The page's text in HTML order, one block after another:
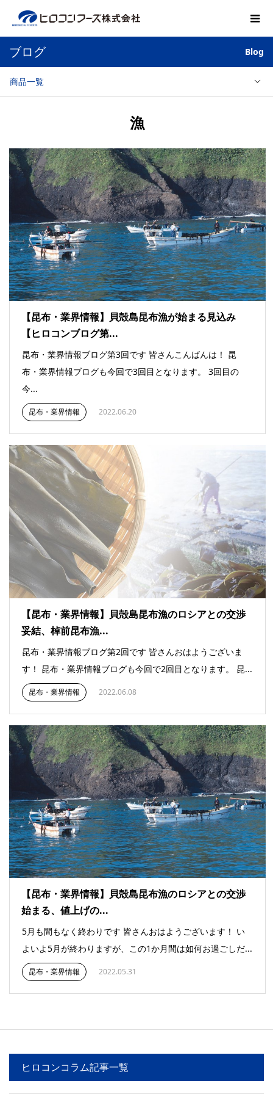
ブログ Blog
商品一覧
漁
【昆布・業界情報】貝殻島昆布漁が始まる見込み
【ヒロコンブログ第...
昆布・業界情報ブログ第3回です 皆さんこんばんは！ 昆
布・業界情報ブログも今回で3回目となります。 3回目の
今...
昆布・業界情報 2022.06.20
【昆布・業界情報】貝殻島昆布漁のロシアとの交渉
妥結、棹前昆布漁...
昆布・業界情報ブログ第2回です 皆さんおはようございま
す！ 昆布・業界情報ブログも今回で2回目となります。 昆...
昆布・業界情報 2022.06.08
【昆布・業界情報】貝殻島昆布漁のロシアとの交渉
始まる、値上げの...
5月も間もなく終わりです 皆さんおはようございます！ い
よいよ5月が終わりますが、この1か月間は如何お過ごしだ...
昆布・業界情報 2022.05.31
ヒロコンコラム記事一覧